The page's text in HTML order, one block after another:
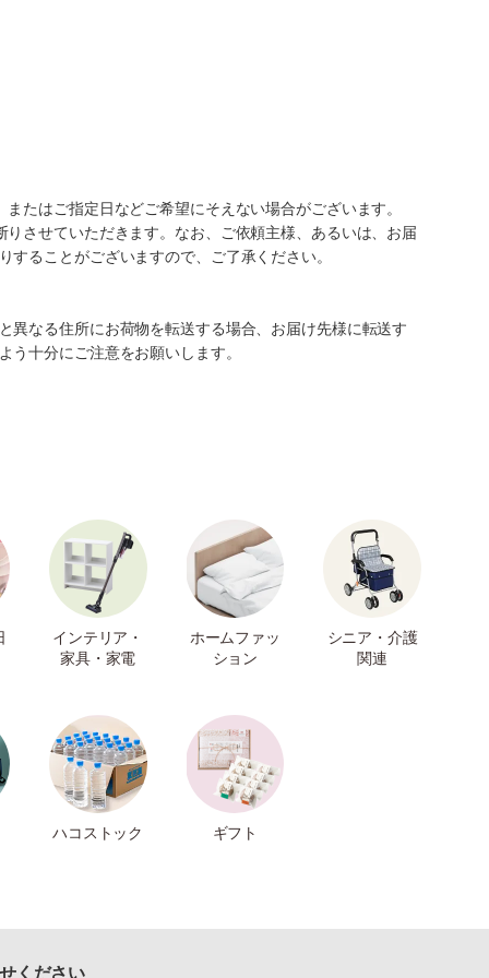
たはご指定日などご希望にそえない場合がございます。
させていただきます。なお、ご依頼主様、あるいは、お届
ることがございますので、ご了承ください。
異なる住所にお荷物を転送する場合、お届け先様に転送す
十分にご注意をお願いします。
インテリア・
家具・家電
ホームファッ
ション
シニア・介護
関連
ハコストック ギフト
ください